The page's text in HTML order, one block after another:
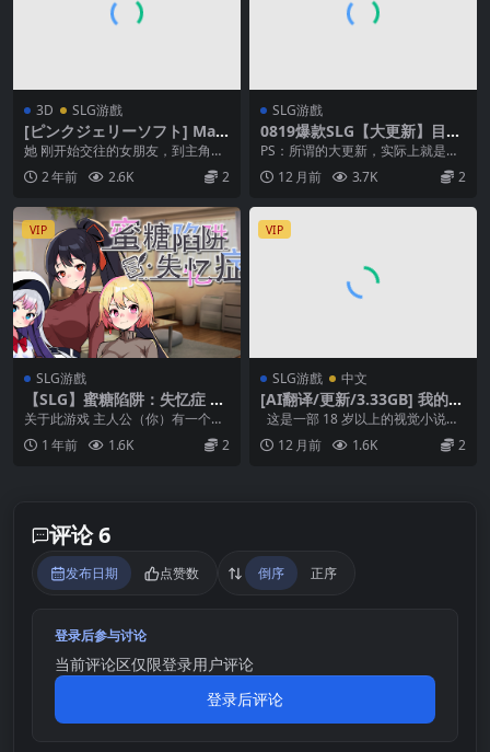
3D SLG游戲
[ピンクジェリーソフト] Mais
on de Labyrinth
她 刚开始交往的女朋友，到主角住
的塔型公寓内进行首次体验时……那
里已经发生了“异...
2 年前 2.6K 2
SLG游戲
0819爆款SLG【大更新】目标
是！成为哥布林大师！2 目指
せ！ゴブリンマスター2 Ver1.
5【官方中文】
PS：所谓的大更新，实际上就是攒
到了一起更新..我觉得这样比较省事
2025 年...
12 月前 3.7K 2
VIP
SLG游戲
【SLG】蜜糖陷阱：失忆症 中
文动态版
关于此游戏 主人公（你）有一个女
朋友。 她是一个清秀、成绩优异、
体贴周到的非常温...
1 年前 1.6K 2
VIP
SLG游戲 中文
[AI翻译/更新/3.33GB] 我的猪
公主 My Pig Princess [v0.9.
0]
这是一部 18 岁以上的视觉小说，
故事发生在一个猪女孩 Emelie 是公
主...12 月前 1.6K 2
评论 6
发布日期 点赞数 倒序 正序
登录后参与讨论
当前评论区仅限登录用户评论
登录后评论